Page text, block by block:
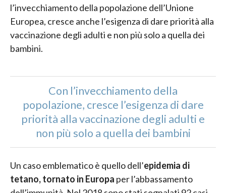
l’invecchiamento della popolazione dell’Unione
Europea, cresce anche l’esigenza di dare priorità alla
vaccinazione degli adulti e non più solo a quella dei
bambini.
Con l’invecchiamento della
popolazione, cresce l’esigenza di dare
priorità alla vaccinazione degli adulti e
non più solo a quella dei bambini
Un caso emblematico è quello dell’epidemia di
tetano, tornato in Europa per l’abbassamento